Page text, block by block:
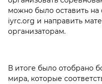
можно было оставить на
iyrc.org и направить
организаторам.
В итоге было отобрано
мира, которые